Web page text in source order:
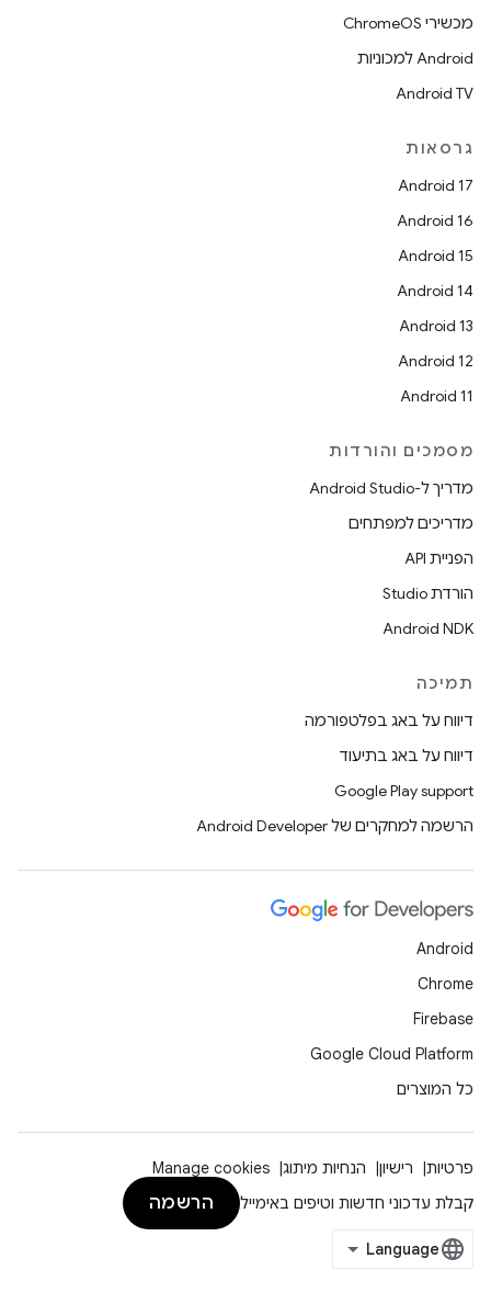
מכשירי ChromeOS
Android למכוניות
Android TV
גרסאות
Android 17
Android 16
Android 15
Android 14
Android 13
Android 12
Android 11
מסמכים והורדות
מדריך ל-Android Studio
מדריכים למפתחים
הפניית API
הורדת Studio
Android NDK
תמיכה
דיווח על באג בפלטפורמה
דיווח על באג בתיעוד
Google Play support
הרשמה למחקרים של Android Developer
Android
Chrome
Firebase
Google Cloud Platform
כל המוצרים
פרטיות רישיון הנחיות מיתוג
Manage cookies
קבלת עדכוני חדשות וטיפים באימייל
הרשמה